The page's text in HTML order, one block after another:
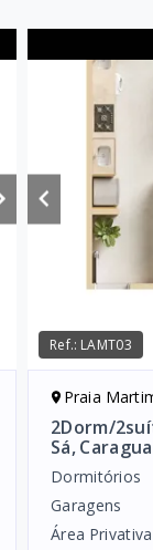
Ref.: LAMT03
Praia
2Dorm/
Sá,
Dormitórios
Garagens
Área Privativa